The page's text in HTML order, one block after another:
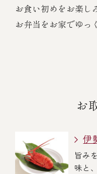
お食い初めをお楽し
お弁当をお家でゆっ
お
伊
旨み
味と